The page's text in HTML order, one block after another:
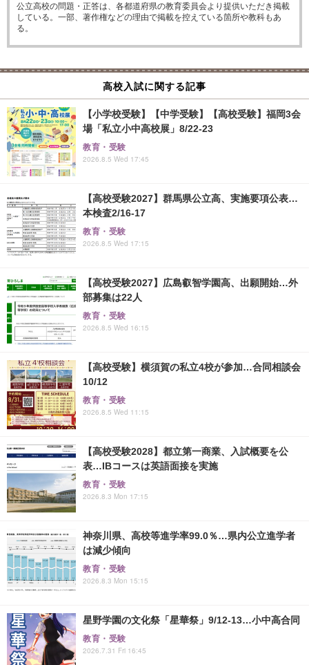
公立高校の問題・正答は、各都道府県の教育委員会より提供いただき掲載
している。一部、著作権などの理由で掲載を控えている箇所や教科もあ
る。
高校入試に関する記事
【小学校受験】【中学受験】【高校受験】福岡3会
場「私立小中高校展」8/22-23
教育・受験
2026.8.5 Wed 17:45
【高校受験2027】群馬県公立高、実施要項公表…
本検査2/16-17
教育・受験
2026.8.5 Wed 17:15
【高校受験2027】広島叡智学園高、出願開始…外
部募集は22人
教育・受験
2026.8.5 Wed 16:15
【高校受験】横須賀の私立4校が参加…合同相談会
10/12
教育・受験
2026.8.5 Wed 11:15
【高校受験2028】都立第一商業、入試概要を公
表…IBコースは英語面接を実施
教育・受験
2026.8.3 Mon 17:15
神奈川県、高校等進学率99.0％…県内公立進学者
は減少傾向
教育・受験
2026.8.3 Mon 15:15
星野学園の文化祭「星華祭」9/12-13…小中高合同
教育・受験
2026.7.31 Fri 16:45